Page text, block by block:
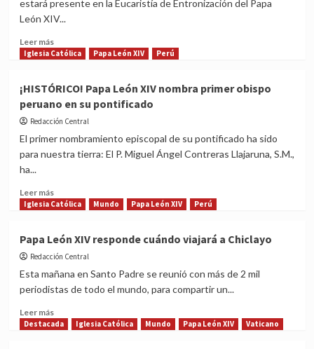
mariana
estará presente en la Eucaristía de Entronización del Papa
León XIV...
Leer másRead
more
es
la
delegación
peruanos
representará
en
entronización
del
León
XIV
Iglesia Católica Papa León XIV Perú
¡HISTÓRICO! Papa León XIV nombra primer obispo
peruano en su pontificado
Redacción Central
El primer nombramiento episcopal de su pontificado ha sido
para nuestra tierra: El P. Miguel Ángel Contreras Llajaruna, S.M.,
ha...
Leer másRead
more
Papa
León
XIV
nombra
obispo
peruano
Iglesia Católica Mundo Papa León XIV Perú
Papa León XIV responde cuándo viajará a Chiclayo
Redacción Central
Esta mañana en Santo Padre se reunió con más de 2 mil
periodistas de todo el mundo, para compartir un...
Leer másRead
more
Destacada Iglesia Católica Mundo Papa León XIV Vaticano